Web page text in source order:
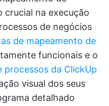
crucial na execução
de negócios
de mapeamento de
funcionais e o
processos da ClickUp
visual dos seus
detalhado